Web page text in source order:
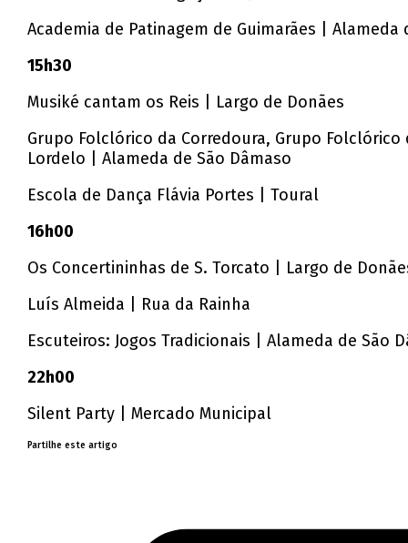
Academia de Patinagem de Guimarães | Alameda
15h30
Musiké cantam os Reis | Largo de Donães
Grupo Folclórico da Corredoura, Grupo
Lordelo | Alameda de São Dâmaso
Escola de Dança Flávia Portes | Toural
16h00
Os Concertininhas de S. Torcato | Largo de
Luís Almeida | Rua da Rainha
Escuteiros: Jogos Tradicionais | Alameda de São
22h00
Silent Party | Mercado Municipal
Partilhe este artigo